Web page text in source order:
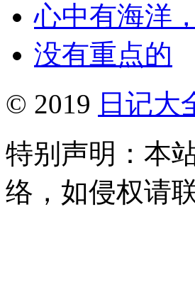
心中有海洋
没有重点的
© 2019 日记大
特别声明：本
络，如侵权请